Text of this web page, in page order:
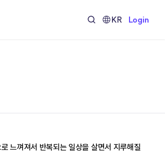
KR Login
느껴져서 반복되는 일상을 살면서 지루해질